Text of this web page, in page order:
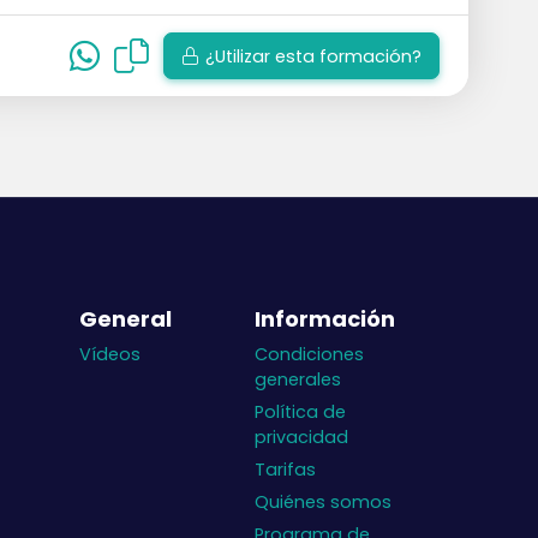
¿Utilizar esta formación?
General
Vídeos
Información
Condiciones
generales
Política de
privacidad
Tarifas
Quiénes somos